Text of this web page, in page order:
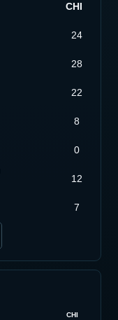
CHI
24
28
22
8
0
12
7
CHI